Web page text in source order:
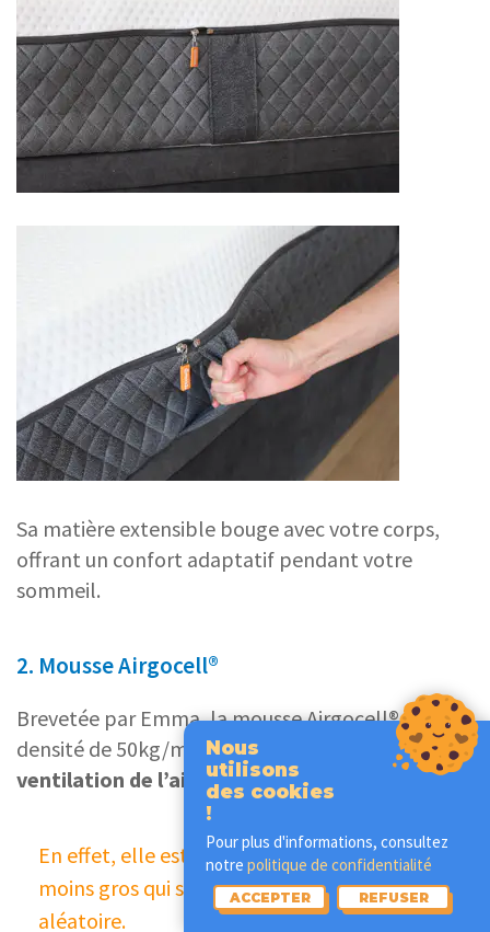
Sa matière extensible bouge avec votre corps,
offrant un confort adaptatif pendant votre
sommeil.
2. Mousse Airgocell®
Brevetée par Emma, la mousse Airgocell® (dune
densité de 50kg/m³) favorise une
ventilation de l’air
En effet, elle est constellée de trous plus ou
moins gros qui sont disposés de façon
aléatoire.
Nous
utilisons
des cookies
!
Pour plus d'informations, consultez
notre politique de confidentialité
ACCEPTER REFUSER